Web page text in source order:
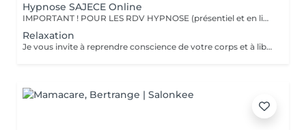
Hypnose SAJECE Online
IMPORTANT ! POUR LES RDV HYPNOSE (présentiel et en ligne) : vous recevrez un mail 2 jours avant la séance afin de m'indiquer les motifs de votre consultation. Merci Une séance d'hypnose à distance (en ligne ou par téléphone) est aussi efficace qu'une séance en présentiel dans mon cabinet au Luxembourg. Les séances à distance sont idéales si vous souhaitez par les faire le soir juste avant de vous endormir. Comme en cabinet, j'aurai créé une séance sur-mesure pour vous, et vous pourrez vous laisser guider par ma voix à travers les histoires que je vous raconte. Une fois la séance terminée, vous pourrez retourner à vos activités ou simplement vous coucher.
Relaxation
Je vous invite à reprendre conscience de votre corps et à libérer vos tensions, au cours d'une séance de relaxation guidée. Reconnectez-vous à vos émotions, vos envies et vos besoins, à travers la respiration, la visualisation et les vibrations magiques des bols chantants tibétains. Accordez-vous un moment de bien-être et laissez-vous porter par cette douce expérience.